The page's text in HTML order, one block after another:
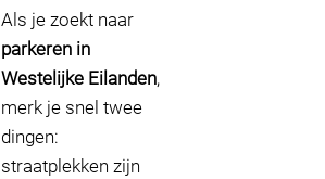
Als je zoekt naar
parkeren in
Westelijke Eilanden,
merk je snel twee
dingen:
straatplekken zijn